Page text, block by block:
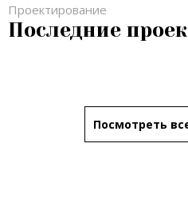
Проектирование
Последние
Посмотреть